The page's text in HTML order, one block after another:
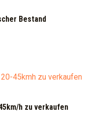
Bestand
h zu verkaufen